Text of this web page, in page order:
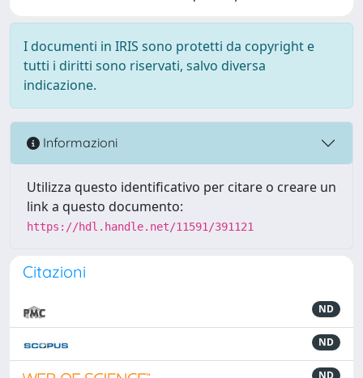
I documenti in IRIS sono protetti da copyright e
tutti i diritti sono riservati, salvo diversa
indicazione.
Informazioni
Utilizza questo identificativo per citare o creare un
link a questo documento:
https://hdl.handle.net/11591/391121
Citazioni
ND
ND